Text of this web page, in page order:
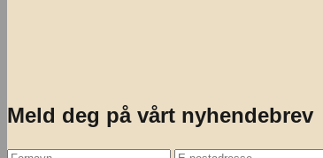
Meld deg på vårt nyhendebrev